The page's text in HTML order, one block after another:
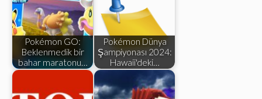
Pokémon GO:
Beklenmedik bir
bahar maratonu…
Pokémon Dünya
Şampiyonası 2024:
Hawaii'deki…